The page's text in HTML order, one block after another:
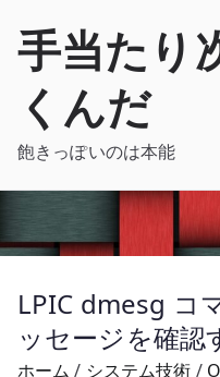
手当たり
くんだ
飽きっぽいのは本能
LPIC dmesg コ
ッセージを確認
ホーム システム技術